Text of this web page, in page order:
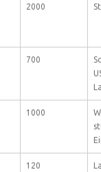
2000
700
1000
120